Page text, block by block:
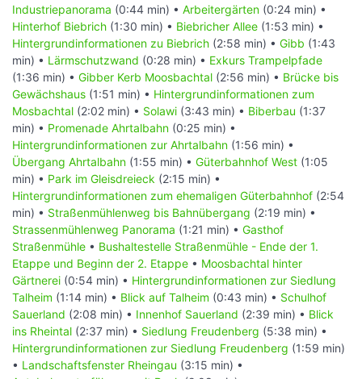
Industriepanorama (0:44 min) • Arbeitergärten (0:24 min) •
Hinterhof Biebrich (1:30 min) • Biebricher Allee (1:53 min) •
Hintergrundinformationen zu Biebrich (2:58 min) • Gibb (1:43
min) • Lärmschutzwand (0:28 min) • Exkurs Trampelpfade
(1:36 min) • Gibber Kerb Moosbachtal (2:56 min) • Brücke bis
Gewächshaus (1:51 min) • Hintergrundinformationen zum
Mosbachtal (2:02 min) • Solawi (3:43 min) • Biberbau (1:37
min) • Promenade Ahrtalbahn (0:25 min) •
Hintergrundinformationen zur Ahrtalbahn (1:56 min) •
Übergang Ahrtalbahn (1:55 min) • Güterbahnhof West (1:05
min) • Park im Gleisdreieck (2:15 min) •
Hintergrundinformationen zum ehemaligen Güterbahnhof (2:54
min) • Straßenmühlenweg bis Bahnübergang (2:19 min) •
Strassenmühlenweg Panorama (1:21 min) • Gasthof
Straßenmühle • Bushaltestelle Straßenmühle - Ende der 1.
Etappe und Beginn der 2. Etappe • Moosbachtal hinter
Gärtnerei (0:54 min) • Hintergrundinformationen zur Siedlung
Talheim (1:14 min) • Blick auf Talheim (0:43 min) • Schulhof
Sauerland (2:08 min) • Innenhof Sauerland (2:39 min) • Blick
ins Rheintal (2:37 min) • Siedlung Freudenberg (5:38 min) •
Hintergrundinformationen zur Siedlung Freudenberg (1:59 min)
• Landschaftsfenster Rheingau (3:15 min) •